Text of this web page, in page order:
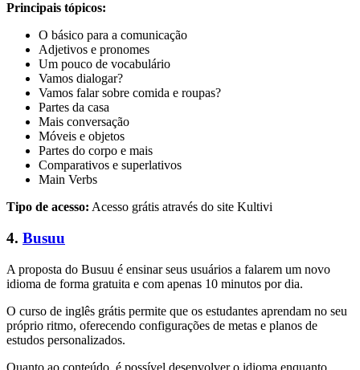
Principais tópicos:
O básico para a comunicação
Adjetivos e pronomes
Um pouco de vocabulário
Vamos dialogar?
Vamos falar sobre comida e roupas?
Partes da casa
Mais conversação
Móveis e objetos
Partes do corpo e mais
Comparativos e superlativos
Main Verbs
Tipo de acesso: Acesso grátis através do site Kultivi
4. Busuu
A proposta do Busuu é ensinar seus usuários a falarem um novo
idioma de forma gratuita e com apenas 10 minutos por dia.
O curso de inglês grátis permite que os estudantes aprendam no seu
próprio ritmo, oferecendo configurações de metas e planos de
estudos personalizados.
Quanto ao conteúdo, é possível desenvolver o idioma enquanto